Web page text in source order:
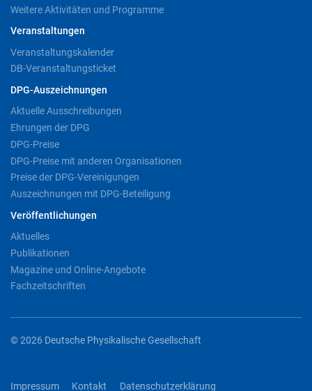
Weitere Aktivitäten und Programme
Veranstaltungen
Veranstaltungskalender
DB-Veranstaltungsticket
DPG-Auszeichnungen
Aktuelle Ausschreibungen
Ehrungen der DPG
DPG-Preise
DPG-Preise mit anderen Organisationen
Preise der DPG-Vereinigungen
Auszeichnungen mit DPG-Beteiligung
Veröffentlichungen
Aktuelles
Publikationen
Magazine und Online-Angebote
Fachzeitschriften
© 2026 Deutsche Physikalische Gesellschaft
Impressum Kontakt Datenschutzerklärung